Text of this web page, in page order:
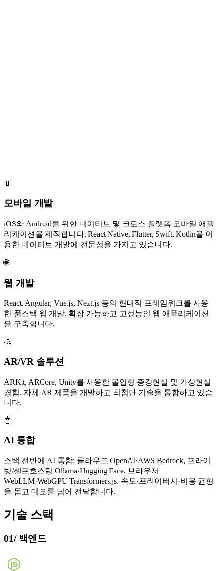
📱
모바일 개발
iOS와 Android를 위한 네이티브 및 크로스 플랫폼 모바일 애플
리케이션을 제작합니다. React Native, Flutter, Swift, Kotlin을 이
용한 네이티브 개발에 전문성을 가지고 있습니다.
🌐
웹 개발
React, Angular, Vue.js, Next.js 등의 현대적 프레임워크를 사용
한 풀스택 웹 개발. 확장 가능하고 고성능인 웹 애플리케이션
을 구축합니다.
🥽
AR/VR 솔루션
ARKit, ARCore, Unity를 사용한 몰입형 증강현실 및 가상현실
경험. 자체 AR 제품을 개발하고 최첨단 기술을 통합하고 있습
니다.
🤖
AI 통합
스택 전반에 AI 통합: 클라우드 OpenAI·AWS Bedrock, 프라이
빗/셀프호스팅 Ollama·Hugging Face, 브라우저
WebLLM·WebGPU Transformers.js. 속도·프라이버시·비용 균형
을 돕고 데모를 넘어 전달합니다.
기술 스택
01/ 백엔드